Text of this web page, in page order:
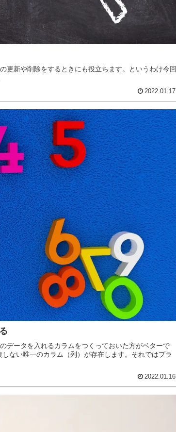
更新や削除をするときにも役立ちます。というわけ今回
2022.01.17
データを入れるカラムをつくっておいた方がベターで
ない唯一のカラム（列）が存在します。それではプラ
2022.01.16